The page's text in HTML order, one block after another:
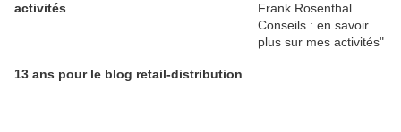
activités
13 ans pour le blog retail-distribution